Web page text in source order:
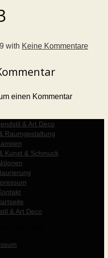
with Keine Kommentare
einen Kommentar
& Art Déco
Raumgestaltung
Kunst & Schmuck
& Art Deco